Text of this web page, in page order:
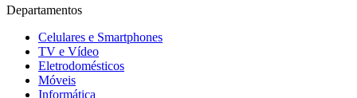
Departamentos
Celulares e Smartphones
TV e Vídeo
Eletrodomésticos
Móveis
Informática